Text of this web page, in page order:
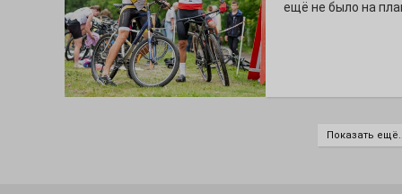
ещё не было на
Показать